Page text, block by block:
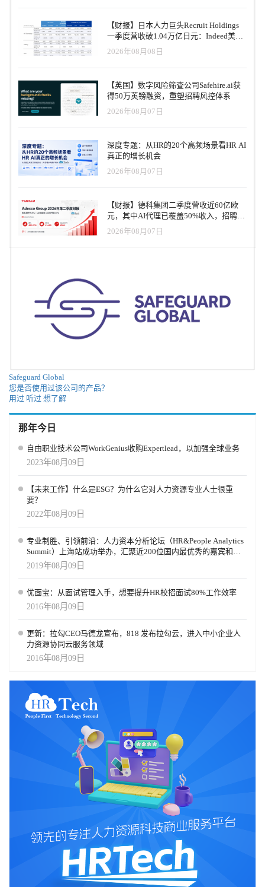
【财报】日本人力巨头Recruit Holdings
一季度营收破1.04万亿日元：Indeed美国
收入逆势增长30%，AI招聘推动利润率升
至47.4%
2026年08月08日
【英国】数字风险筛查公司Safehire.ai获
得50万英镑融资，重塑招聘风控体系
2026年08月07日
深度专题：从HR的20个高频场景看HR AI
真正的增长机会
2026年08月07日
【财报】德科集团二季度营收近60亿欧
元，其中AI代理已覆盖50%收入，招聘服
务进入运营重构阶段
2026年08月07日
Safeguard Global
您是否使用过该公司的产品？
用过 听过 想了解
那年今日
自由职业技术公司WorkGenius收购Expertlead，以加强全球业务
2023年08月09日
【未来工作】什么是ESG？为什么它对人力资源专业人士很重
要？
2022年08月09日
专业制胜、引领前沿：人力资本分析论坛（HR&People Analytics
Summit）上海站成功举办，汇聚近200位国内最优秀的嘉宾和前
瞻的HR同仁
2019年08月09日
优面宝：从面试管理入手，想要提升HR校招面试80%工作效率
2016年08月09日
更新：拉勾CEO马德龙宣布，818 发布拉勾云，进入中小企业人
力资源协同云服务领域
2016年08月09日